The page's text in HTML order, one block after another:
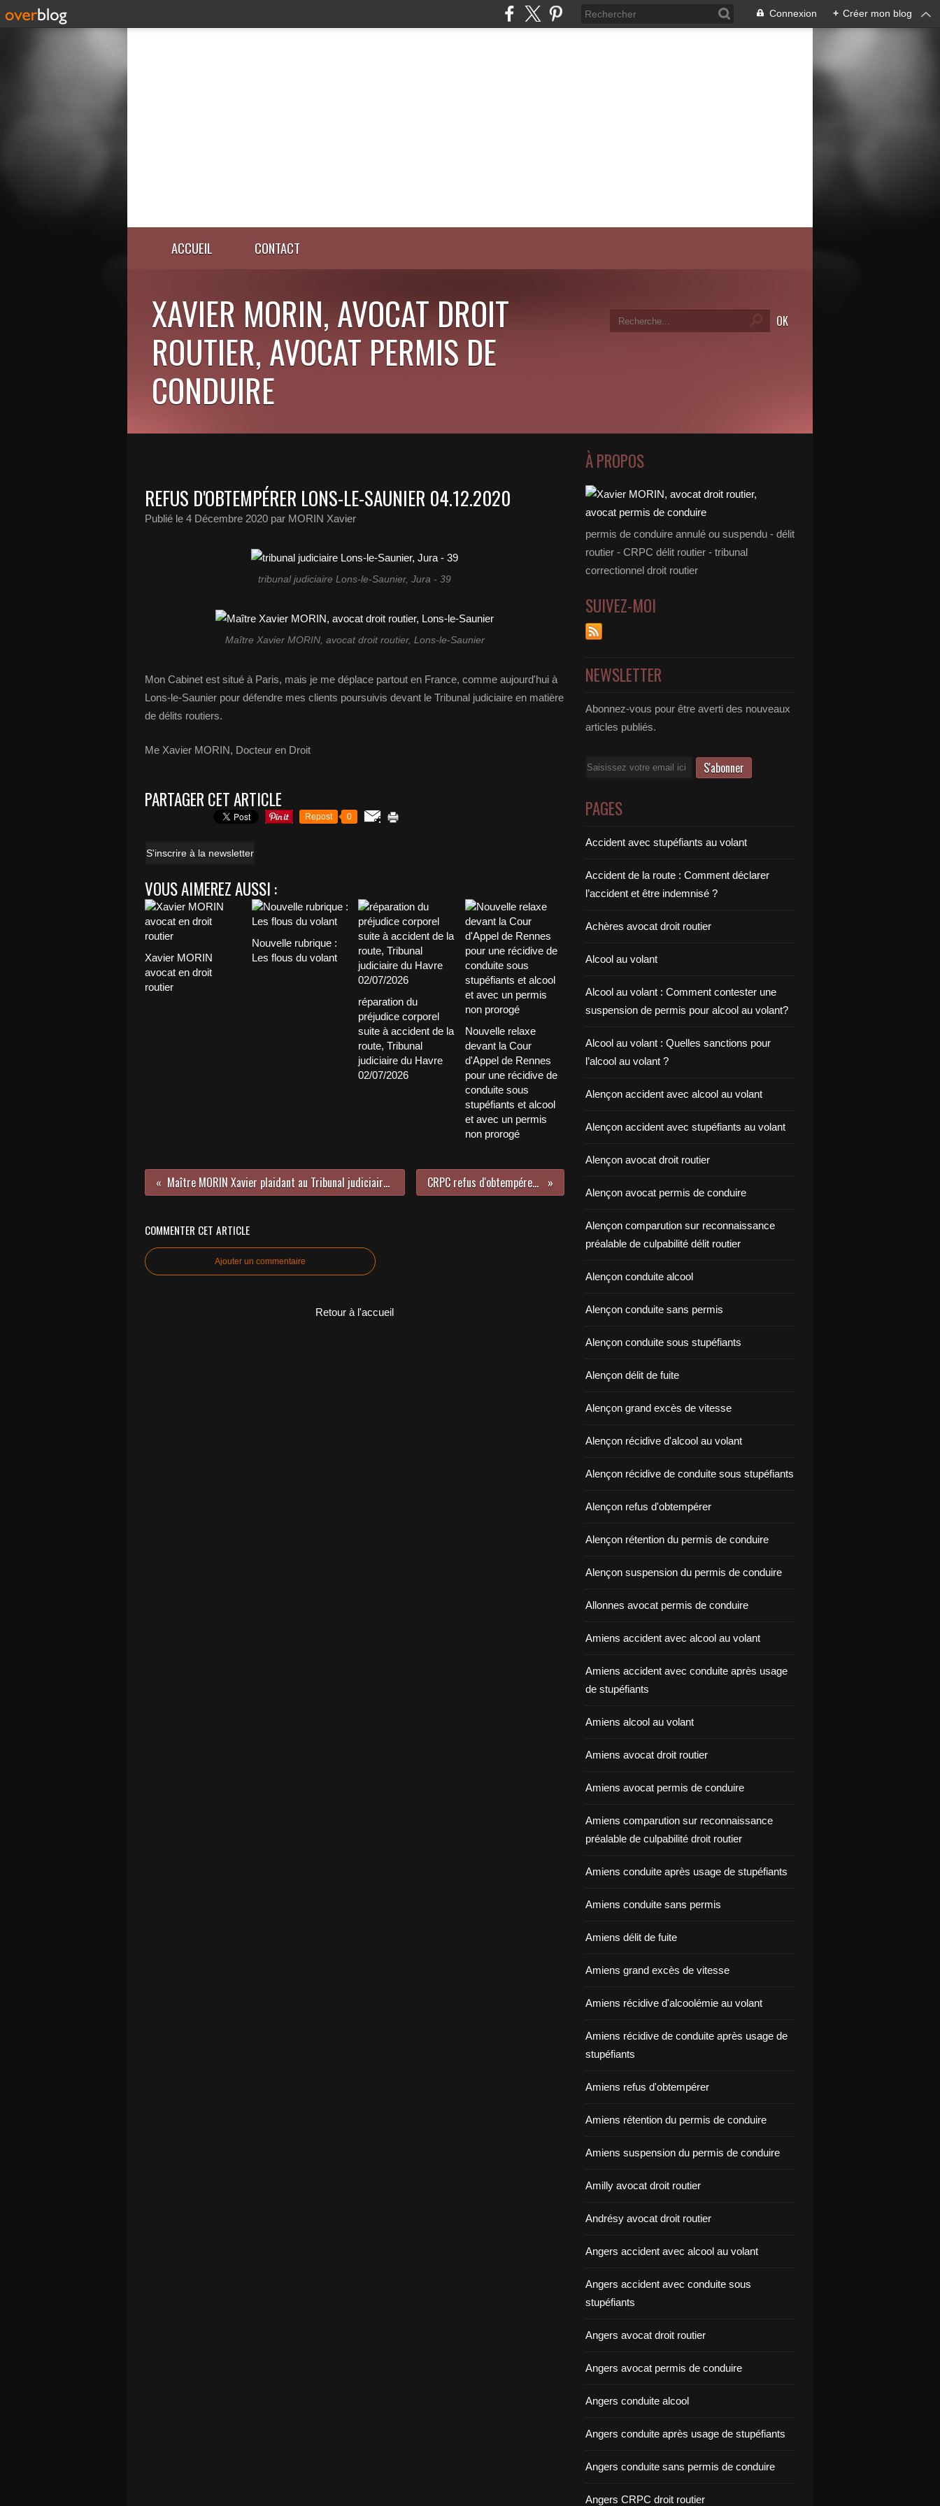
Connexion + Créer mon blog
ACCUEIL CONTACT
XAVIER MORIN, AVOCAT DROIT
ROUTIER, AVOCAT PERMIS DE
CONDUIRE
REFUS D'OBTEMPÉRER LONS-LE-SAUNIER 04.12.2020
Publié le 4 Décembre 2020 par MORIN Xavier
tribunal judiciaire Lons-le-Saunier, Jura - 39
Maître Xavier MORIN, avocat droit routier, Lons-le-Saunier
Mon Cabinet est situé à Paris, mais je me déplace partout en France, comme aujourd'hui à
Lons-le-Saunier pour défendre mes clients poursuivis devant le Tribunal judiciaire en matière
de délits routiers.
Me Xavier MORIN, Docteur en Droit
PARTAGER CET ARTICLE
Repost 0
S'inscrire à la newsletter
VOUS AIMEREZ AUSSI :
Xavier MORIN
avocat en droit
routier
Nouvelle rubrique :
Les flous du volant
réparation du
préjudice corporel
suite à accident de la
route, Tribunal
judiciaire du Havre
02/07/2026
Nouvelle relaxe
devant la Cour
d'Appel de Rennes
pour une récidive de
conduite sous
stupéfiants et alcool
et avec un permis
non prorogé
Maître MORIN Xavier plaidant au Tribunal judiciaire de Chartres le 1er Décembre 2020 CRPC refus d'obtempérer Versailles 07.12.20
COMMENTER CET ARTICLE
Ajouter un commentaire
Retour à l'accueil
À PROPOS
permis de conduire annulé ou suspendu - délit
routier - CRPC délit routier - tribunal
correctionnel droit routier
SUIVEZ-MOI
NEWSLETTER
Abonnez-vous pour être averti des nouveaux
articles publiés.
Email
PAGES
Accident avec stupéfiants au volant
Accident de la route : Comment déclarer
l’accident et être indemnisé ?
Achères avocat droit routier
Alcool au volant
Alcool au volant : Comment contester une
suspension de permis pour alcool au volant?
Alcool au volant : Quelles sanctions pour
l’alcool au volant ?
Alençon accident avec alcool au volant
Alençon accident avec stupéfiants au volant
Alençon avocat droit routier
Alençon avocat permis de conduire
Alençon comparution sur reconnaissance
préalable de culpabilité délit routier
Alençon conduite alcool
​​​​​​​Alençon conduite sans permis
Alençon conduite sous stupéfiants
Alençon délit de fuite
Alençon grand excès de vitesse
Alençon récidive d'alcool au volant
Alençon récidive de conduite sous stupéfiants
Alençon refus d'obtempérer
Alençon rétention du permis de conduire
Alençon suspension du permis de conduire
Allonnes avocat permis de conduire
Amiens accident avec alcool au volant
Amiens accident avec conduite après usage
de stupéfiants
Amiens alcool au volant
Amiens avocat droit routier
Amiens avocat permis de conduire
Amiens comparution sur reconnaissance
préalable de culpabilité droit routier
Amiens conduite après usage de stupéfiants
Amiens conduite sans permis
Amiens délit de fuite
Amiens grand excès de vitesse
Amiens récidive d'alcoolémie au volant
Amiens récidive de conduite après usage de
stupéfiants
Amiens refus d'obtempérer
Amiens rétention du permis de conduire
Amiens suspension du permis de conduire
Amilly avocat droit routier
Andrésy avocat droit routier
Angers accident avec alcool au volant
Angers accident avec conduite sous
stupéfiants
Angers avocat droit routier
Angers avocat permis de conduire
Angers conduite alcool
Angers conduite après usage de stupéfiants
Angers conduite sans permis de conduire
Angers CRPC droit routier